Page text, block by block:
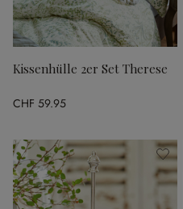
Kissenhülle 2er Set Therese
CHF 59.95